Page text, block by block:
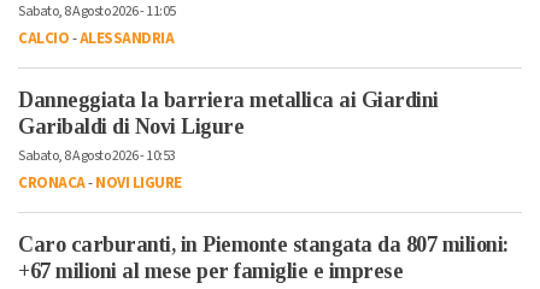
Sabato, 8 Agosto 2026 - 11:05
CALCIO-ALESSANDRIA
Danneggiata la barriera metallica ai Giardini
Garibaldi di Novi Ligure
Sabato, 8 Agosto 2026 - 10:53
CRONACA-NOVI LIGURE
Caro carburanti, in Piemonte stangata da 807 milioni:
+67 milioni al mese per famiglie e imprese